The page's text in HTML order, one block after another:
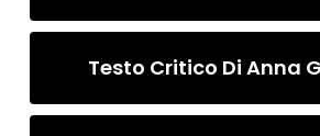
Testo Critico Di Anna